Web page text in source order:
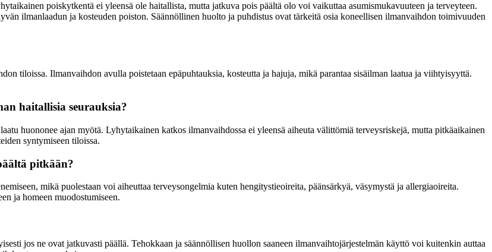
poiskytkentä ei yleensä ole haitallista, mutta jatkuva pois päältä olo voi vaikuttaa asumismukavuuteen ja terveyteen.
ilmanlaadun ja kosteuden poiston. Säännöllinen huolto ja puhdistus ovat tärkeitä osia koneellisen ilmanvaihdon toimivuuden
tiloissa. Ilmanvaihdon avulla poistetaan epäpuhtauksia, kosteutta ja hajuja, mikä parantaa sisäilman laatua ja viihtyisyyttä.
haitallisia seurauksia?
huononee ajan myötä. Lyhytaikainen katkos ilmanvaihdossa ei yleensä aiheuta välittömiä terveysriskejä, mutta pitkäaikainen
syntymiseen tiloissa.
pitkään?
mikä puolestaan voi aiheuttaa terveysongelmia kuten hengitystieoireita, päänsärkyä, väsymystä ja allergiaoireita.
ja homeen muodostumiseen.
jos ne ovat jatkuvasti päällä. Tehokkaan ja säännöllisen huollon saaneen ilmanvaihtojärjestelmän käyttö voi kuitenkin auttaa